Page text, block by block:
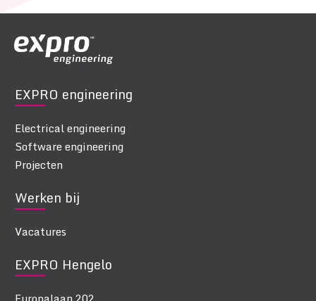
EXPRO engineering
Electrical engineering
Software engineering
Projecten
Werken bij
Vacatures
EXPRO Hengelo